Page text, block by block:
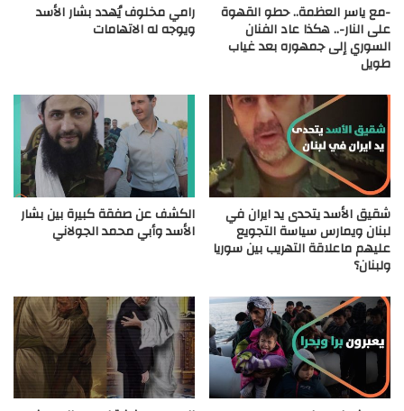
-مع ياسر العظمة.. حطو القهوة
على النار-.. هكذا عاد الفنان
السوري إلى جمهوره بعد غياب
طويل
رامي مخلوف يُهدد بشار الأسد
ويوجه له الاتهامات
شقيق الأسد يتحدى يد ايران في
لبنان ويمارس سياسة التجويع
عليهم ماعلاقة التهريب بين سوريا
ولبنان؟
الكشف عن صفقة كبيرة بين بشار
الأسد وأبي محمد الجولاني